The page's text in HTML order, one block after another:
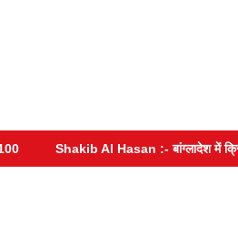
Shakib Al Hasan :- बांग्लादेश में